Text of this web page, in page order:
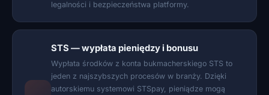
legalności i bezpieczeństwa platformy.
STS — wypłata pieniędzy i bonusu
Wypłata środków z konta bukmacherskiego STS to
jeden z najszybszych procesów w branży. Dzięki
autorskiemu systemowi STSpay, pieniądze mogą